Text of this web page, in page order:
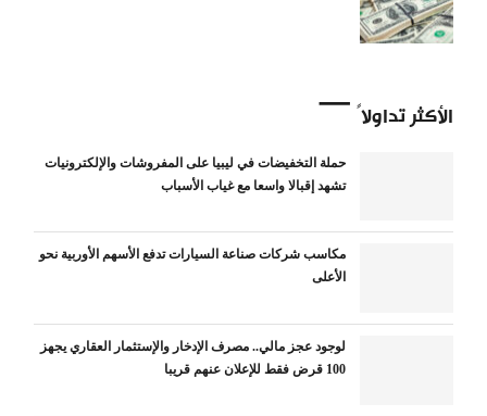
الأكثر تداولاً
حملة التخفيضات في ليبيا على المفروشات والإلكترونيات
تشهد إقبالا واسعا مع غياب الأسباب
مكاسب شركات صناعة السيارات تدفع الأسهم الأوربية نحو
الأعلى
لوجود عجز مالي.. مصرف الإدخار والإستثمار العقاري يجهز
100 قرض فقط للإعلان عنهم قريبا